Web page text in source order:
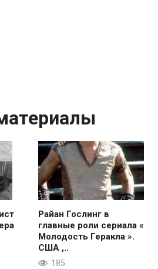
Райан Гослинг в
главные роли сериала «
Молодость Геракла ».
США ,..
185